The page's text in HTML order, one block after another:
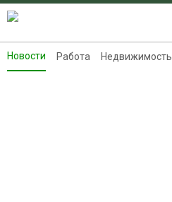
Новости
Новости Работа Недвижимость